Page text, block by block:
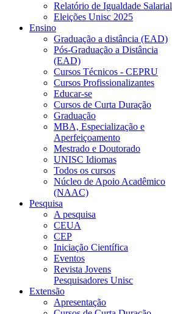
Relatório de Igualdade Salarial
Eleições Unisc 2025
Ensino
Graduação a distância (EAD)
Pós-Graduação a Distância
(EAD)
Cursos Técnicos - CEPRU
Cursos Profissionalizantes
Educar-se
Cursos de Curta Duração
Graduação
MBA, Especialização e
Aperfeiçoamento
Mestrado e Doutorado
UNISC Idiomas
Todos os cursos
Núcleo de Apoio Acadêmico
(NAAC)
Pesquisa
A pesquisa
CEUA
CEP
Iniciação Científica
Eventos
Revista Jovens
Pesquisadores Unisc
Extensão
Apresentação